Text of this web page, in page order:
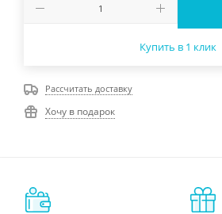
Купить в 1 клик
Рассчитать доставку
Хочу в подарок